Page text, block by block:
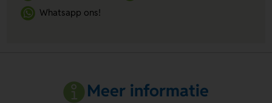
Whatsapp ons!
Meer informatie